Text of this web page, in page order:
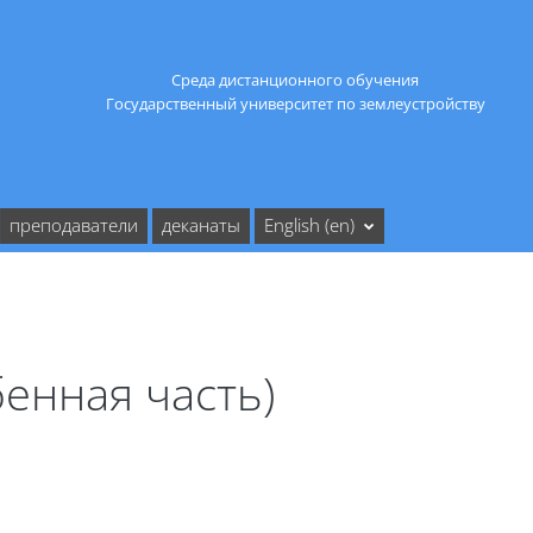
Среда дистанционного обучения
Государственный университет по землеустройству
преподаватели деканаты English ‎(en)‎
часть)